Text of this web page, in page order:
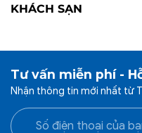
KHÁCH SẠN
Tư vấn miễn phí -
Nhận thông tin mới nhất từ